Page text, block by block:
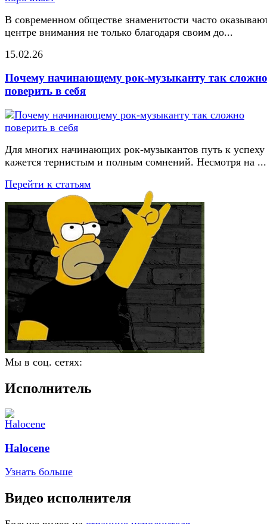
В современном обществе знаменитости часто
центре внимания не только благодаря своим до...
15.02.26
Почему начинающему рок-музыканту так сложно
поверить в себя
Для многих начинающих рок-музыкантов путь к успеху
кажется тернистым и полным сомнений. Несмотря на ...
Перейти к статьям
Мы в соц. сетях:
Исполнитель
Halocene
Узнать больше
Видео исполнителя